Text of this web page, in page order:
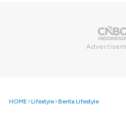
HOME Lifestyle Berita Lifestyle